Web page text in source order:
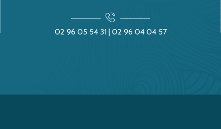
02 96 05 54 31 | 02 96 04 04 57